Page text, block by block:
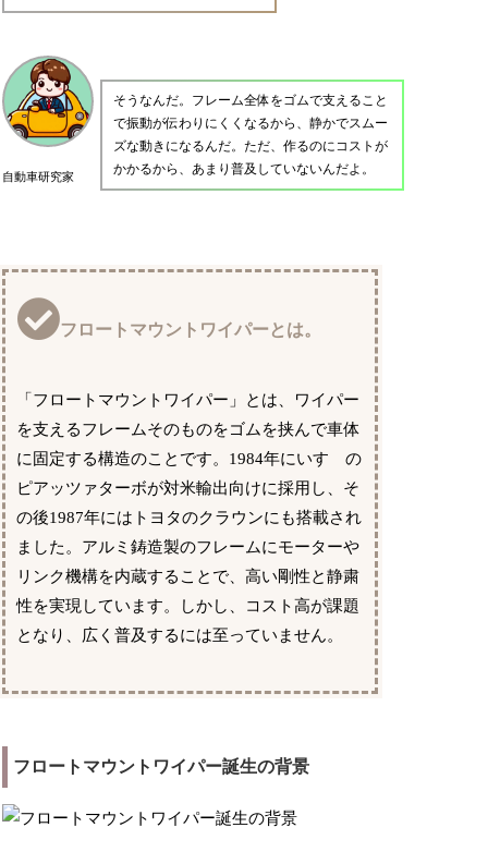
自動車研究家
そうなんだ。フレーム全体をゴムで支えること
で振動が伝わりにくくなるから、静かでスムー
ズな動きになるんだ。ただ、作るのにコストが
かかるから、あまり普及していないんだよ。
フロートマウントワイパーとは。
「フロートマウントワイパー」とは、ワイパー
を支えるフレームそのものをゴムを挟んで車体
に固定する構造のことです。1984年にいすゞの
ピアッツァターボが対米輸出向けに採用し、そ
の後1987年にはトヨタのクラウンにも搭載され
ました。アルミ鋳造製のフレームにモーターや
リンク機構を内蔵することで、高い剛性と静粛
性を実現しています。しかし、コスト高が課題
となり、広く普及するには至っていません。
フロートマウントワイパー誕生の背景